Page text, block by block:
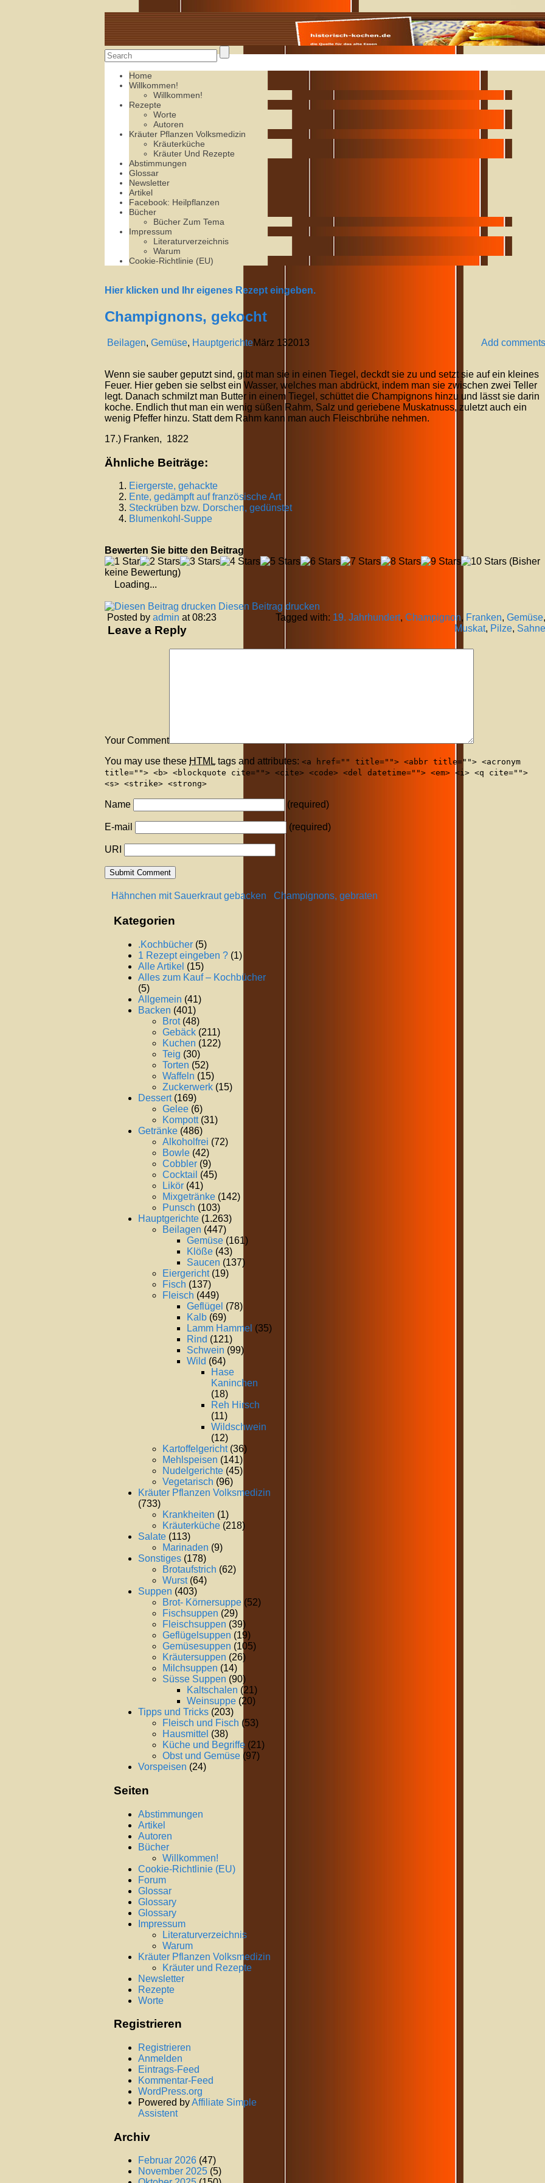
Alte Rezepte online
Home
Willkommen!
Willkommen!
Rezepte
Worte
Autoren
Kräuter Pflanzen Volksmedizin
Kräuterküche
Kräuter Und Rezepte
Abstimmungen
Glossar
Newsletter
Artikel
Facebook: Heilpflanzen
Bücher
Bücher Zum Tema
Impressum
Literaturverzeichnis
Warum
Cookie-Richtlinie (EU)
Hier klicken und Ihr eigenes Rezept eingeben.
Champignons, gekocht
Beilagen, Gemüse, Hauptgerichte Add comments
März 132013
Wenn sie sauber geputzt sind, gibt man sie in einen Tiegel, deckdt sie zu und setzt sie auf ein kleines
Feuer. Hier geben sie selbst ein Wasser, welches man abdrückt, indem man sie zwischen zwei Teller
legt. Danach schmilzt man Butter in einem Tiegel, schüttet die Champignons hinzu und lässt sie darin
koche. Endlich thut man ein wenig süßen Rahm, Salz und geriebene Muskatnuss, zuletzt auch ein
wenig Pfeffer hinzu. Statt dem Rahm kann man auch Fleischbrühe nehmen.
17.) Franken, 1822
Ähnliche Beiträge:
Eiergerste, gehackte
Ente, gedämpft auf französische Art
Steckrüben bzw. Dorschen, gedünstet
Blumenkohl-Suppe
Bewerten Sie bitte den Beitrag
(Bisher
keine Bewertung)
Loading...
Diesen Beitrag drucken
Posted by admin at 08:23 Tagged with: 19. Jahrhundert, Champignon, Franken, Gemüse,
Muskat, Pilze, Sahne
Leave a Reply
Your Comment
You may use these HTML tags and attributes: <a href="" title=""> <abbr title=""> <acronym
title=""> <b> <blockquote cite=""> <cite> <code> <del datetime=""> <em> <i> <q cite="">
<s> <strike> <strong>
Name (required)
E-mail (required)
URI
Hähnchen mit Sauerkraut gebacken Champignons, gebraten
Kategorien
.Kochbücher (5)
1 Rezept eingeben ? (1)
Alle Artikel (15)
Alles zum Kauf – Kochbücher
(5)
Allgemein (41)
Backen (401)
Brot(48)
Gebäck (211)
Kuchen (122)
Teig (30)
Torten (52)
Waffeln (15)
Zuckerwerk (15)
Dessert(169)
Gelee (6)
Kompott(31)
Getränke (486)
Alkoholfrei (72)
Bowle (42)
Cobbler (9)
Cocktail (45)
Likör (41)
Mixgetränke (142)
Punsch (103)
Hauptgerichte (1.263)
Beilagen (447)
Gemüse (161)
Klöße (43)
Saucen (137)
Eiergericht(19)
Fisch (137)
Fleisch (449)
Geflügel (78)
Kalb (69)
Lamm Hammel (35)
Rind (121)
Schwein (99)
Wild (64)
Hase
Kaninchen
(18)
Reh Hirsch
(11)
Wildschwein
(12)
Kartoffelgericht(36)
Mehlspeisen (141)
Nudelgerichte (45)
Vegetarisch (96)
Kräuter Pflanzen Volksmedizin
(733)
Krankheiten (1)
Kräuterküche (218)
Salate (113)
Marinaden (9)
Sonstiges (178)
Brotaufstrich (62)
Wurst(64)
Suppen (403)
Brot- Körnersuppe (52)
Fischsuppen (29)
Fleischsuppen (39)
Geflügelsuppen (19)
Gemüsesuppen (105)
Kräutersuppen (26)
Milchsuppen (14)
Süsse Suppen (90)
Kaltschalen (21)
Weinsuppe (20)
Tipps und Tricks (203)
Fleisch und Fisch (53)
Hausmittel (38)
Küche und Begriffe (21)
Obst und Gemüse (97)
Vorspeisen (24)
Seiten
Abstimmungen
Artikel
Autoren
Bücher
Willkommen!
Cookie-Richtlinie (EU)
Forum
Glossar
Glossary
Glossary
Impressum
Literaturverzeichnis
Warum
Kräuter Pflanzen Volksmedizin
Kräuter und Rezepte
Newsletter
Rezepte
Worte
Registrieren
Registrieren
Anmelden
Eintrags-Feed
Kommentar-Feed
WordPress.org
Powered byAffiliate Simple
Assistent
Archiv
Februar 2026 (47)
November 2025 (5)